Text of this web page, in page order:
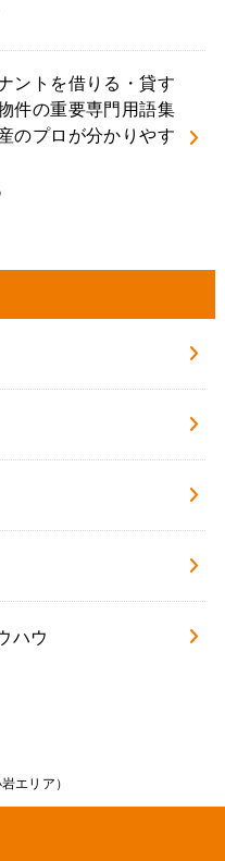
ントを借りる・貸す
件の重要専門用語集
のプロが分かりやす
ハウ
エリア）